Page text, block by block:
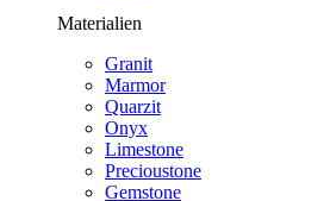
Materialien
Granit
Marmor
Quarzit
Onyx
Limestone
Precioustone
Gemstone